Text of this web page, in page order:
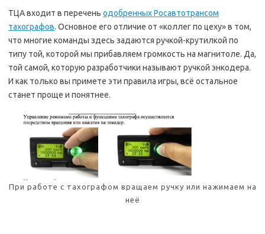
ТЦА входит в перечень одобренных Росавтотрансом
тахографов. Основное его отличие от «коллег по цеху» в том,
что многие команды здесь задаются ручкой-крутилкой по
типу той, которой мы прибавляем громкость на магнитоле. Да,
той самой, которую разработчики называют ручкой энкодера.
И как только вы примете эти правила игры, всё остальное
станет проще и понятнее.
При работе с тахографом вращаем ручку или нажимаем на
неё